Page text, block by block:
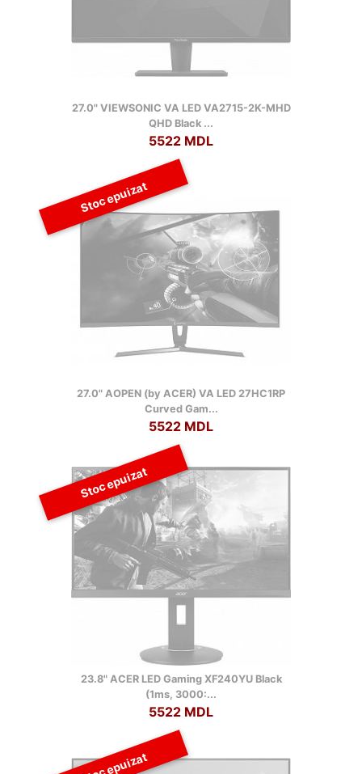
27.0" VIEWSONIC VA LED VA2715-2K-MHD
QHD Black ...
5522 MDL
Stoc epuizat
27.0" AOPEN (by ACER) VA LED 27HC1RP
Curved Gam...
5522 MDL
Stoc epuizat
23.8" ACER LED Gaming XF240YU Black
(1ms, 3000:...
5522 MDL